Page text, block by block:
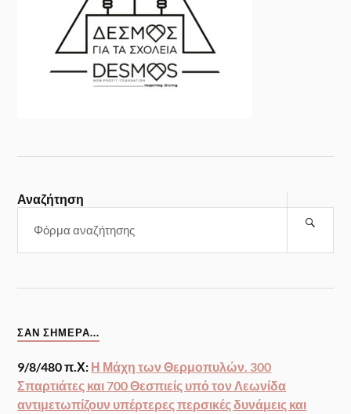
Αναζήτηση
ΣΑΝ ΣΉΜΕΡΑ...
9/8/480 π.Χ: Η Μάχη των Θερμοπυλών. 300
Σπαρτιάτες και 700 Θεσπιείς υπό τον Λεωνίδα
αντιμετωπίζουν υπέρτερες περσικές δυνάμεις και